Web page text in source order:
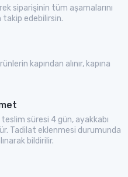
siparişinin tüm aşamalarını
edebilirsin.
kapından alınır, kapına
süresi 4 gün, ayakkabı
Tadilat eklenmesi durumunda
bildirilir.